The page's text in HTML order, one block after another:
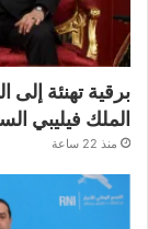
برقية تهنئة
الملك فيليبي
منذ 22 ساعة